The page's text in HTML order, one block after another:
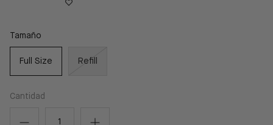
Tamaño
Full Size Refill
Cantidad